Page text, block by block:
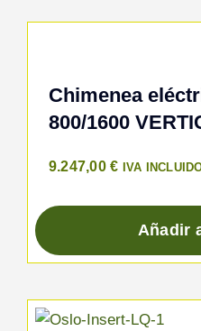
Chimenea
800/1600
9.247,00€ IVA
Añadir